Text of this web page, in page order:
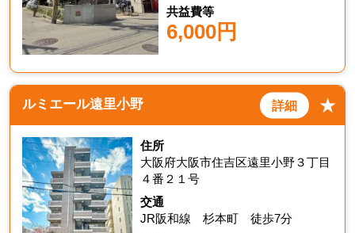
共益費等
6,000円
ルミエール遠里小野 ★
詳細
住所
大阪府大阪市住吉区遠里小野３丁目
４番２１号
交通
JR阪和線 杉本町 徒歩7分